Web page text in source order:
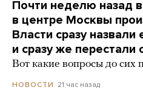
Почти неделю назад
в центре Москвы
Власти сразу
и сразу же перестали
Вот какие вопросы до сих
НОВОСТИ 21 час назад